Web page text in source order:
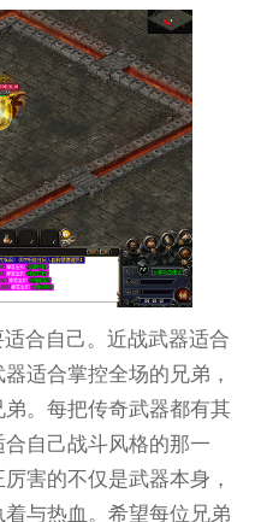
合自己。近战武器适合
适合掌控全场的兄弟，
。每把传奇武器都有其
自己战斗风格的那一
害的不仅是武器本身，
与热血。希望每位兄弟